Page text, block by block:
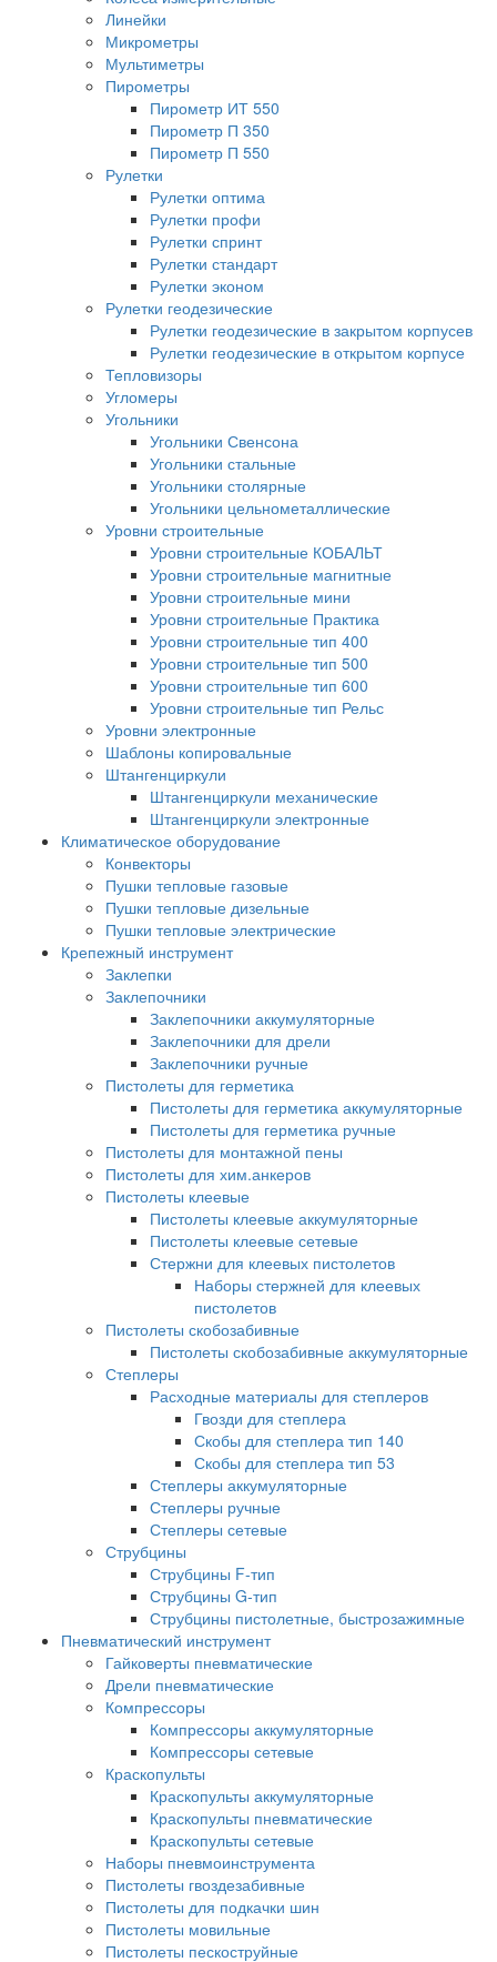
Линейки
Микрометры
Мультиметры
Пирометры
Пирометр ИТ 550
Пирометр П 350
Пирометр П 550
Рулетки
Рулетки оптима
Рулетки профи
Рулетки спринт
Рулетки стандарт
Рулетки эконом
Рулетки геодезические
Рулетки геодезические в закрытом корпусев
Рулетки геодезические в открытом корпусе
Тепловизоры
Угломеры
Угольники
Угольники Свенсона
Угольники стальные
Угольники столярные
Угольники цельнометаллические
Уровни строительные
Уровни строительные КОБАЛЬТ
Уровни строительные магнитные
Уровни строительные мини
Уровни строительные Практика
Уровни строительные тип 400
Уровни строительные тип 500
Уровни строительные тип 600
Уровни строительные тип Рельс
Уровни электронные
Шаблоны копировальные
Штангенциркули
Штангенциркули механические
Штангенциркули электронные
Климатическое оборудование
Конвекторы
Пушки тепловые газовые
Пушки тепловые дизельные
Пушки тепловые электрические
Крепежный инструмент
Заклепки
Заклепочники
Заклепочники аккумуляторные
Заклепочники для дрели
Заклепочники ручные
Пистолеты для герметика
Пистолеты для герметика аккумуляторные
Пистолеты для герметика ручные
Пистолеты для монтажной пены
Пистолеты для хим.анкеров
Пистолеты клеевые
Пистолеты клеевые аккумуляторные
Пистолеты клеевые сетевые
Стержни для клеевых пистолетов
Наборы стержней для клеевых
пистолетов
Пистолеты скобозабивные
Пистолеты скобозабивные аккумуляторные
Степлеры
Расходные материалы для степлеров
Гвозди для степлера
Скобы для степлера тип 140
Скобы для степлера тип 53
Степлеры аккумуляторные
Степлеры ручные
Степлеры сетевые
Струбцины
Струбцины F-тип
Струбцины G-тип
Струбцины пистолетные, быстрозажимные
Пневматический инструмент
Гайковерты пневматические
Дрели пневматические
Компрессоры
Компрессоры аккумуляторные
Компрессоры сетевые
Краскопульты
Краскопульты аккумуляторные
Краскопульты пневматические
Краскопульты сетевые
Наборы пневмоинструмента
Пистолеты гвоздезабивные
Пистолеты для подкачки шин
Пистолеты мовильные
Пистолеты пескоструйные